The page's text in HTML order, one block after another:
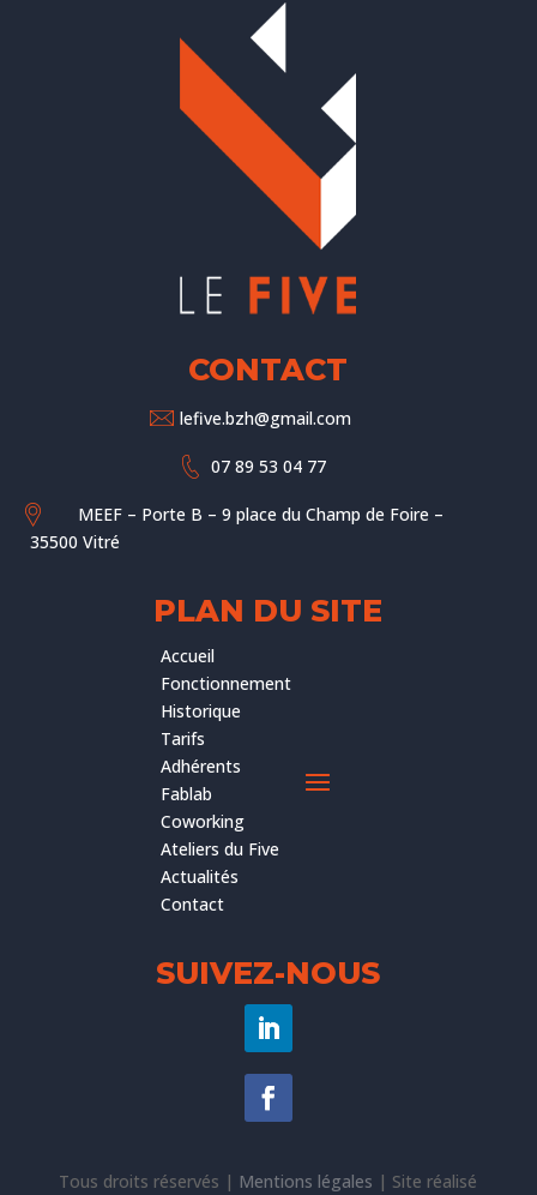
CONTACT
lefive.bzh@gmail.com
07 89 53 04 77
MEEF – Porte B – 9 place du Champ de Foire –
35500 Vitré
PLAN DU SITE
Accueil
Fonctionnement
Historique
Tarifs
Adhérents
Fablab
Coworking
Ateliers du Five
Actualités
Contact
SUIVEZ-NOUS
Tous droits réservés | Mentions légales | Site réalisé